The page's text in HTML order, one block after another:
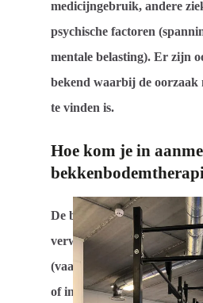
medicijngebruik, andere
psychische factoren
mentale belasting). Er zijn
bekend waarbij de
te vinden is.
Hoe kom je in
De behandeling vindt plaats
verwijzing van een huisarts
(vaak een gynaecoloog,
of internist).